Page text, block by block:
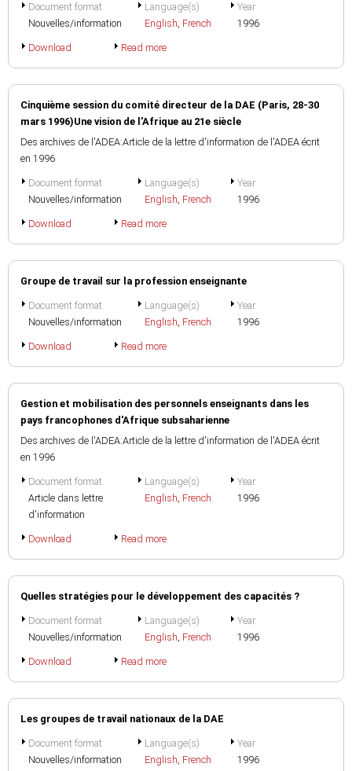
Document format
Nouvelles/information
Language(s)
English, French
Year
1996
Download Read more
Cinquième session du comité directeur de la DAE (Paris, 28-30
mars 1996)Une vision de l'Afrique au 21e siècle
Des archives de l'ADEA:Article de la lettre d'information de l'ADEA écrit
en 1996
Document format
Nouvelles/information
Language(s)
English, French
Year
1996
Download Read more
Groupe de travail sur la profession enseignante
Document format
Nouvelles/information
Language(s)
English, French
Year
1996
Download Read more
Gestion et mobilisation des personnels enseignants dans les
pays francophones d'Afrique subsaharienne
Des archives de l'ADEA:Article de la lettre d'information de l'ADEA écrit
en 1996
Document format
Article dans lettre
d'information
Language(s)
English, French
Year
1996
Download Read more
Quelles stratégies pour le développement des capacités ?
Document format
Nouvelles/information
Language(s)
English, French
Year
1996
Download Read more
Les groupes de travail nationaux de la DAE
Document format
Nouvelles/information
Language(s)
English, French
Year
1996